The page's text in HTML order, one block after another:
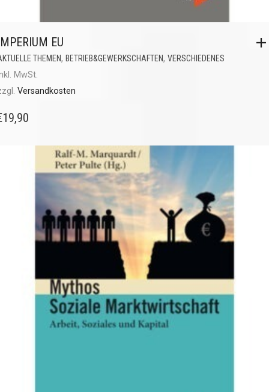
EU
THEMEN, BETRIEB&GEWERKSCHAFTEN, VERSCHIEDENES
MwSt.
Versandkosten
19,90